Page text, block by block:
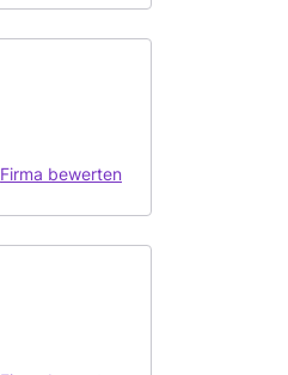
Firma bewerten